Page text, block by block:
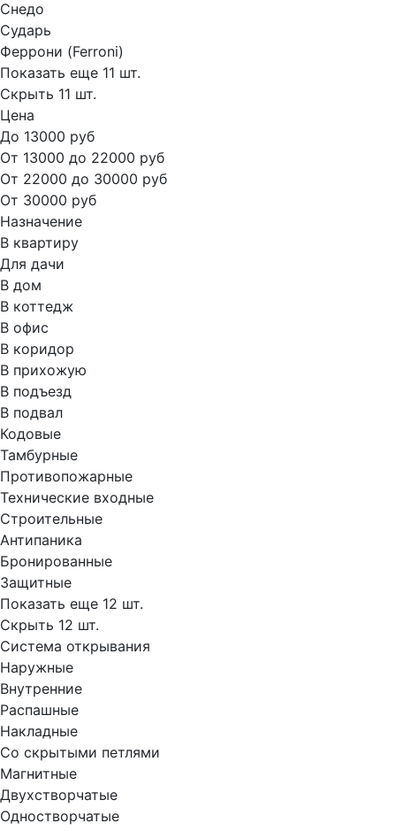
Снедо
Сударь
Феррони (Ferroni)
Показать еще 11 шт.
Скрыть 11 шт.
Цена
До 13000 руб
От 13000 до 22000 руб
От 22000 до 30000 руб
От 30000 руб
Назначение
В квартиру
Для дачи
В дом
В коттедж
В офис
В коридор
В прихожую
В подъезд
В подвал
Кодовые
Тамбурные
Противопожарные
Технические входные
Строительные
Антипаника
Бронированные
Защитные
Показать еще 12 шт.
Скрыть 12 шт.
Система открывания
Наружные
Внутренние
Распашные
Накладные
Со скрытыми петлями
Магнитные
Двухстворчатые
Одностворчатые